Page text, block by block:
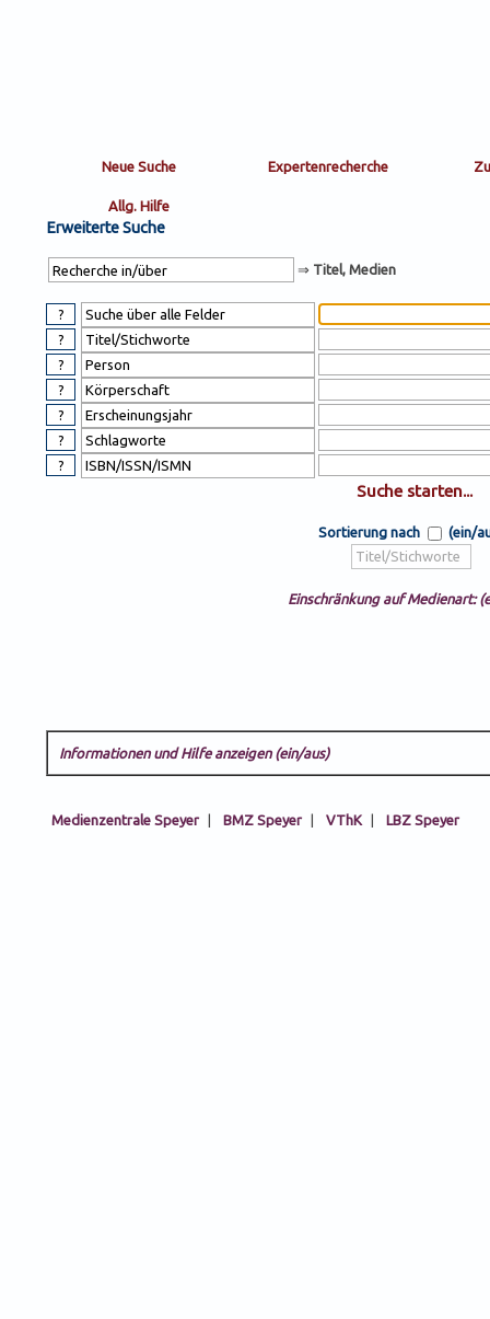
Erweiterte Suche
⇒ Titel, Medien
Sortierung nach (ein/
Einschränkung auf Medienart:
Informationen und Hilfe anzeigen (ein/aus)
Medienzentrale Speyer | BMZ Speyer | VThK | LBZ Speyer